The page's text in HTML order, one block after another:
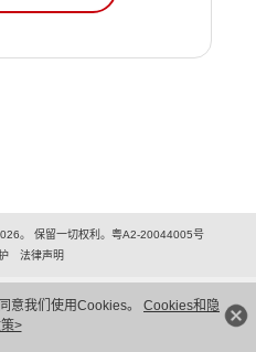
意我们使用Cookies。 Cookies和隐
>
。 保留一切权利。粤A2-20044005号
法律声明